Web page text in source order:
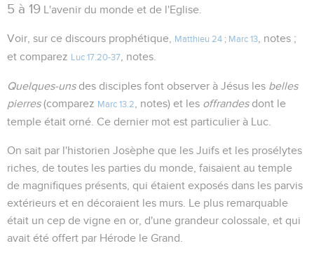
5 à 19 L'avenir du monde et de l'Eglise.
Voir, sur ce discours prophétique, Matthieu 24 ; Marc 13
, notes ;
et comparez
Luc 17.20-37 , notes.
Quelques-unsdes disciples font observer à Jésus les belles
pierres(comparez Marc 13.2 , notes) et les offrandesdont le
temple était orné. Ce dernier mot est particulier à Luc.
On sait par l'historien Josèphe que les Juifs et les prosélytes
riches, de toutes les parties du monde, faisaient au temple
de magnifiques présents, qui étaient exposés dans les parvis
extérieurs et en décoraient les murs. Le plus remarquable
était un cep de vigne en or, d'une grandeur colossale, et qui
avait été offert par Hérode le Grand.